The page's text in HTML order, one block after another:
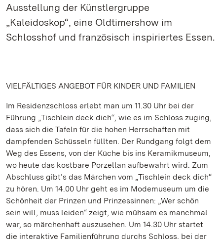
Ausstellung der Künstlergruppe
„Kaleidoskop“, eine Oldtimershow im
Schlosshof und französisch inspiriertes Essen.
VIELFÄLTIGES ANGEBOT FÜR KINDER UND FAMILIEN
Im Residenzschloss erlebt man um 11.30 Uhr bei der
Führung „Tischlein deck dich“, wie es im Schloss zuging,
dass sich die Tafeln für die hohen Herrschaften mit
dampfenden Schüsseln füllten. Der Rundgang folgt dem
Weg des Essens, von der Küche bis ins Keramikmuseum,
wo heute das kostbare Porzellan aufbewahrt wird. Zum
Abschluss gibt’s das Märchen vom „Tischlein deck dich“
zu hören. Um 14.00 Uhr geht es im Modemuseum um die
Schönheit der Prinzen und Prinzessinnen: „Wer schön
sein will, muss leiden“ zeigt, wie mühsam es manchmal
war, so märchenhaft auszusehen. Um 14.30 Uhr startet
die interaktive Familienführung durchs Schloss, bei der